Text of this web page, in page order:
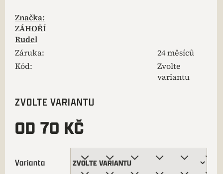
Značka:
ZÁHOŘÍ
Rudel
Záruka:
24 měsíců
Kód:
Zvolte
variantu
ZVOLTE VARIANTU
OD 70 KČ
Varianta